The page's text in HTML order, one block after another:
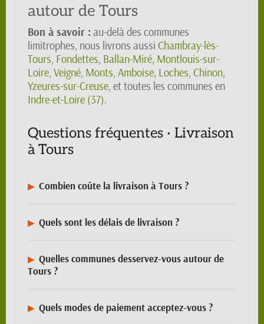
autour de Tours
Bon à savoir : au-delà des communes
limitrophes, nous livrons aussi Chambray-lès-
Tours, Fondettes, Ballan-Miré, Montlouis-sur-
Loire, Veigné, Monts, Amboise, Loches, Chinon,
Yzeures-sur-Creuse, et toutes les communes en
Indre-et-Loire (37).
Questions fréquentes · Livraison
à Tours
Combien coûte la livraison à Tours ?
Quels sont les délais de livraison ?
Quelles communes desservez-vous autour de
Tours ?
Quels modes de paiement acceptez-vous ?